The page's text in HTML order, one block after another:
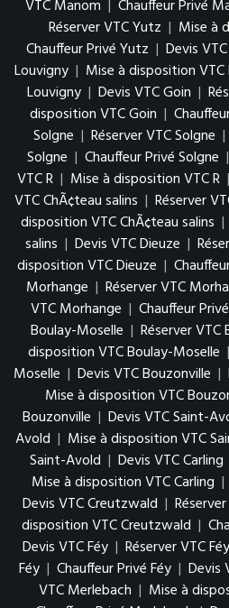
VTC Manom | Chauffeur Privé
Réserver VTC Yutz | Mise à
Chauffeur Privé Yutz | Devis
Louvigny | Mise à disposition
Louvigny | Devis VTC Goin |
disposition VTC Goin |
Solgne | Réserver VTC Solgne |
Solgne | Chauffeur Privé Solgne |
VTC R | Mise à disposition VTC R |
VTC ChÃ¢teau salins | Réserver
disposition VTC ChÃ¢teau salins |
salins | Devis VTC Dieuze |
disposition VTC Dieuze |
Morhange | Réserver VTC
VTC Morhange | Chauffeur
Boulay-Moselle | Réserver
disposition VTC Boulay-Moselle |
Moselle | Devis VTC Bouzonville |
Mise à disposition VTC
Bouzonville | Devis VTC Saint-
Avold | Mise à disposition VTC
Saint-Avold | Devis VTC Carling
Mise à disposition VTC Carling |
Devis VTC Creutzwald |
disposition VTC Creutzwald |
Devis VTC Féy | Réserver VTC Féy
Féy | Chauffeur Privé Féy | Devis
VTC Merlebach | Mise à